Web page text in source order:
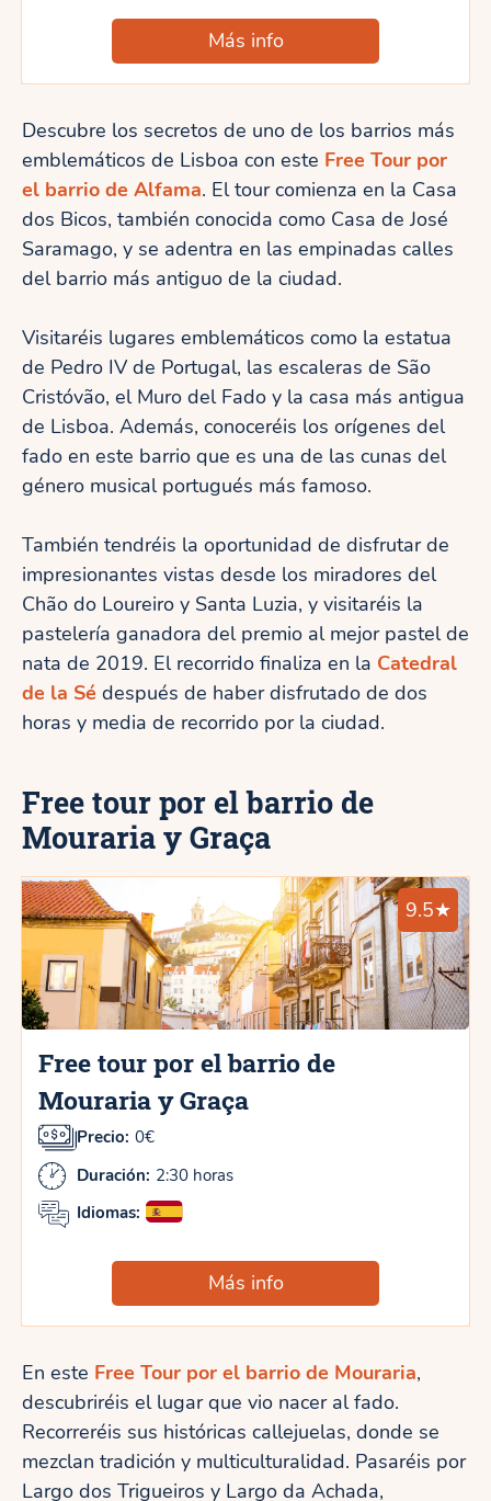
Más info
Descubre los secretos de uno de los barrios más
emblemáticos de Lisboa con este Free Tour por
el barrio de Alfama. El tour comienza en la Casa
dos Bicos, también conocida como Casa de José
Saramago, y se adentra en las empinadas calles
del barrio más antiguo de la ciudad.
Visitaréis lugares emblemáticos como la estatua
de Pedro IV de Portugal, las escaleras de São
Cristóvão, el Muro del Fado y la casa más antigua
de Lisboa. Además, conoceréis los orígenes del
fado en este barrio que es una de las cunas del
género musical portugués más famoso.
También tendréis la oportunidad de disfrutar de
impresionantes vistas desde los miradores del
Chão do Loureiro y Santa Luzia, y visitaréis la
pastelería ganadora del premio al mejor pastel de
nata de 2019. El recorrido finaliza en la Catedral
de la Sé después de haber disfrutado de dos
horas y media de recorrido por la ciudad.
Free tour por el barrio de
Mouraria y Graça
9.5★
Free tour por el barrio de
Mouraria y Graça
Precio: 0€
Duración: 2:30 horas
Idiomas:
Más info
En este Free Tour por el barrio de Mouraria,
descubriréis el lugar que vio nacer al fado.
Recorreréis sus históricas callejuelas, donde se
mezclan tradición y multiculturalidad. Pasaréis por
Largo dos Trigueiros y Largo da Achada,